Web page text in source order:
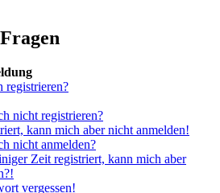
registrieren?
nicht registrieren?
kann mich aber nicht anmelden!
nicht anmelden?
Zeit registriert, kann mich aber
vergessen!